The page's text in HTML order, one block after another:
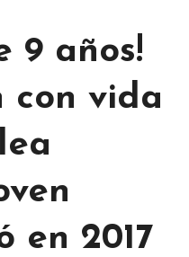
9 años!
con vida
en 2017